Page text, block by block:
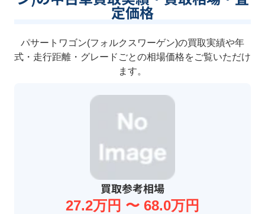
定価格
パサートワゴン(フォルクスワーゲン)の買取実績や年
式・走行距離・グレードごとの相場価格をご覧いただけ
ます。
買取参考相場
27.2万円 〜 68.0万円